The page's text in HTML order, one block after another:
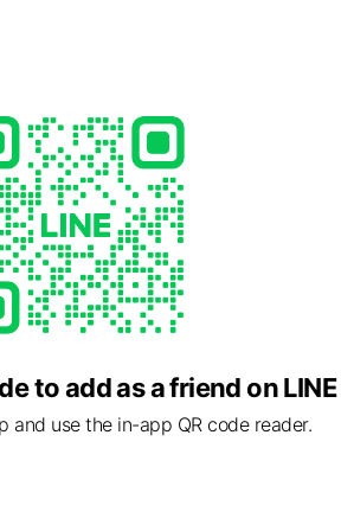
to add as a friend on LINE
and use the in-app QR code reader.